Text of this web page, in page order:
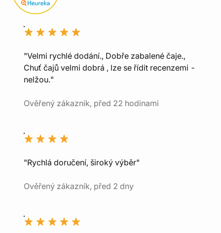
"Velmi rychlé dodání., Dobře zabalené čaje.,
Chuť čajů velmi dobrá , lze se řídit recenzemi -
nelžou."
Ověřený zákazník, před 22 hodinami
"Rychlá doručení, široký výběr"
Ověřený zákazník, před 2 dny